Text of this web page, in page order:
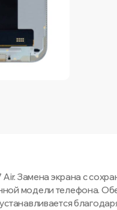
Замена экрана с
модели телефона.